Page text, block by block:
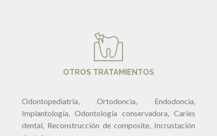
OTROS TRATAMIENTOS
Odontopediatria, Ortodoncia, Endodoncia,
Implantología, Odontología conservadora, Caries
dental, Reconstrucción de composite, Incrustación